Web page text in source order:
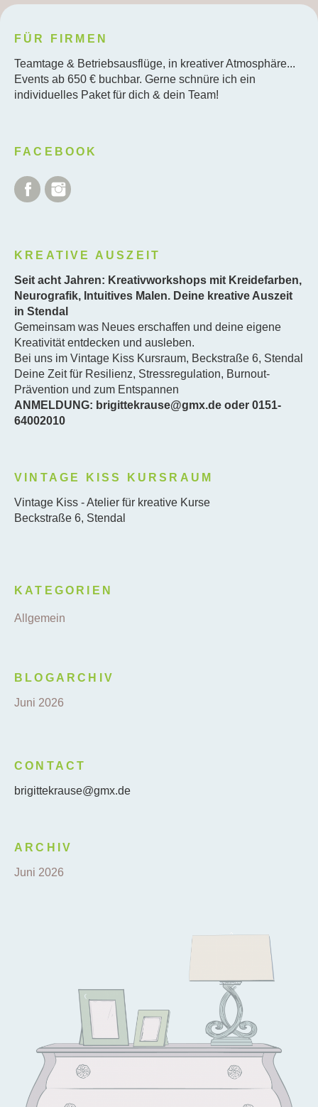
FÜR FIRMEN
Teamtage & Betriebsausflüge, in kreativer Atmosphäre...
Events ab 650 € buchbar. Gerne schnüre ich ein
individuelles Paket für dich & dein Team!
FACEBOOK
Facebook
KREATIVE AUSZEIT
Seit acht Jahren: Kreativworkshops mit Kreidefarben,
Neurografik, Intuitives Malen. Deine kreative Auszeit
in Stendal
Gemeinsam was Neues erschaffen und deine eigene
Kreativität entdecken und ausleben.
Bei uns im Vintage Kiss Kursraum, Beckstraße 6, Stendal
Deine Zeit für Resilienz, Stressregulation, Burnout-
Prävention und zum Entspannen
ANMELDUNG: brigittekrause@gmx.de oder 0151-
64002010
VINTAGE KISS KURSRAUM
Vintage Kiss - Atelier für kreative Kurse
Beckstraße 6, Stendal
KATEGORIEN
Allgemein
BLOGARCHIV
Juni 2026
CONTACT
brigittekrause@gmx.de
ARCHIV
Juni 2026